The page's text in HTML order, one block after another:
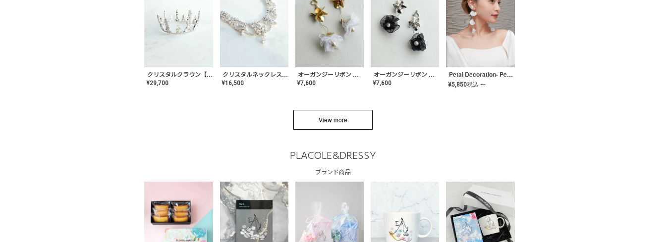
クリスタルクラウン【MA-COHD-01】韓国風クラウン/ウェディングクラウン/ティアラ
¥29,700
クリスタルネックレス-Lace【MA-CONL-02】
¥16,500
オーガンジーリボン バレリーナイヤリング&ピアス【White】〈PV-COER-12〉
¥7,600
オーガンジーリボン バレリーナイヤリング&ピアス【Black】〈PV-COER-11〉
¥7,600
Petal Decoration- Pearl【JA-COER-3】
¥5,850税込 〜
View more
PLACOLE&DRESSY
ブランド商品